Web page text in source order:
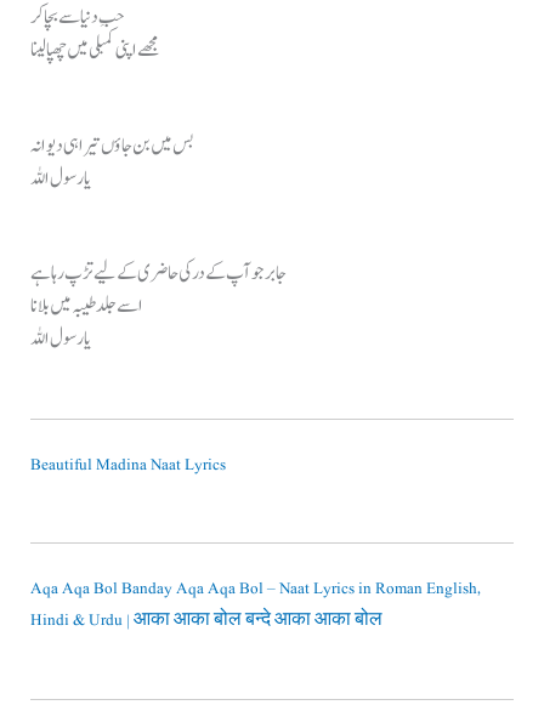
حبِ دنیا سے بچا کر
مجھے اپنی کمبلی میں چھپالینا
بس میں بن جاؤں تیرا ہی دیوانہ
یا رسول اللہ
جابر جو آپ کے در کی حاضری کے لیے تڑپ رہا ہے
اسے جلد طیبہ میں بلانا
یا رسول اللہ
Beautiful Madina Naat Lyrics
Aqa Aqa Bol Banday Aqa Aqa Bol – Naat Lyrics in Roman English,
Hindi & Urdu | आका आका बोल बन्दे आका आका बोल